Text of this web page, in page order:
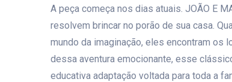
A peça começa nos dias atuais. JOÃO E
resolvem brincar no porão de sua casa.
mundo da imaginação, eles encontram os
dessa aventura emocionante, esse
educativa adaptação voltada para toda a